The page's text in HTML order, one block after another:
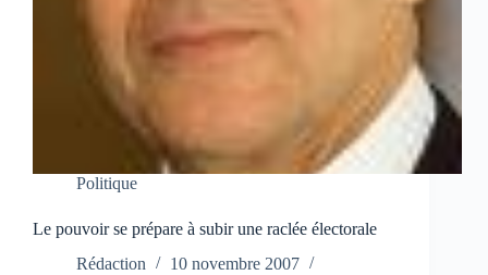
Politique
Le pouvoir se prépare à subir une raclée électorale
Rédaction
10 novembre 2007